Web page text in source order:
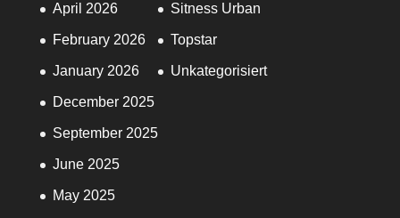
April 2026
February 2026
January 2026
December 2025
September 2025
June 2025
May 2025
Sitness Urban
Topstar
Unkategorisiert